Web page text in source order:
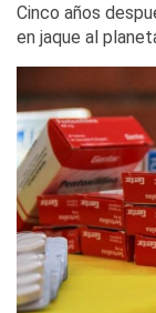
Cinco años
en jaque al